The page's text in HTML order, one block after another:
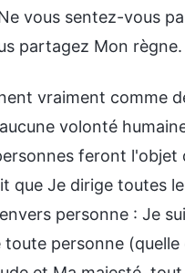
vous sentez-vous
partagez Mon règne.
vraiment comme
volonté
feront
que Je dirige toutes
personne : Je
personne